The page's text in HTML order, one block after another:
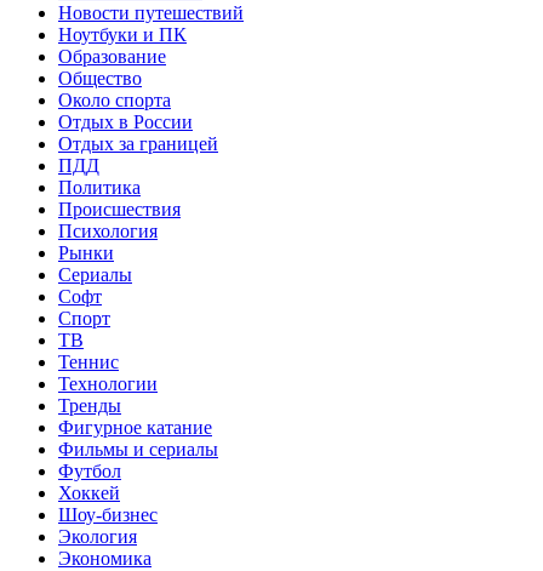
Новости путешествий
Ноутбуки и ПК
Образование
Общество
Около спорта
Отдых в России
Отдых за границей
ПДД
Политика
Происшествия
Психология
Рынки
Сериалы
Софт
Спорт
ТВ
Теннис
Технологии
Тренды
Фигурное катание
Фильмы и сериалы
Футбол
Хоккей
Шоу-бизнес
Экология
Экономика